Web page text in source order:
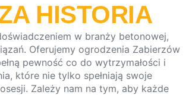
HISTORIA
w branży betonowej,
Oferujemy ogrodzenia Zabierzów
pewność co do wytrzymałości i
które nie tylko spełniają swoje
Zależy nam na tym, aby każde